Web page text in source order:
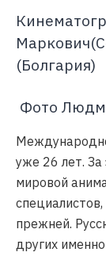
(Болгария)
Фото
уже 26 лет.
мировой
прежней.
других